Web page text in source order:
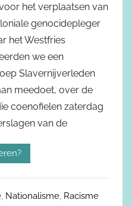
het verplaatsen van
genocidepleger
het Westfries
we een
Slavernijverleden
meedoet, over de
coenofielen zaterdag
van de
, Nationalisme, Racisme